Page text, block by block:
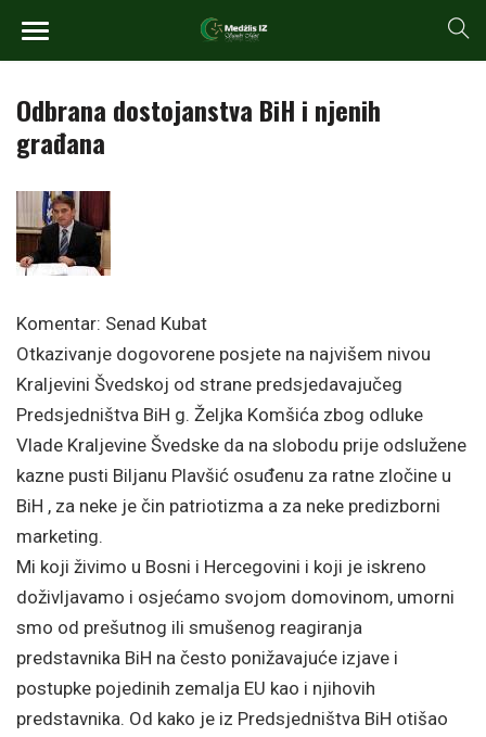
Odbrana dostojanstva BiH i njenih
građana
Komentar: Senad Kubat
Otkazivanje dogovorene posjete na najvišem nivou
Kraljevini Švedskoj od strane predsjedavajučeg
Predsjedništva BiH g. Željka Komšića zbog odluke
Vlade Kraljevine Švedske da na slobodu prije odslužene
kazne pusti Biljanu Plavšić osuđenu za ratne zločine u
BiH , za neke je čin patriotizma a za neke predizborni
marketing.
Mi koji živimo u Bosni i Hercegovini i koji je iskreno
doživljavamo i osjećamo svojom domovinom, umorni
smo od prešutnog ili smušenog reagiranja
predstavnika BiH na često ponižavajuće izjave i
postupke pojedinih zemalja EU kao i njihovih
predstavnika. Od kako je iz Predsjedništva BiH otišao